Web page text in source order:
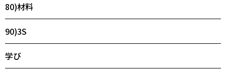
80)材料
90)3S
学び